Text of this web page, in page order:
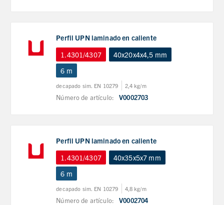
Perfil UPN laminado en caliente
1.4301/4307
40x20x4x4,5 mm
6 m
decapado sim. EN 10279 2,4 kg/m
Número de artículo: V0002703
Perfil UPN laminado en caliente
1.4301/4307
40x35x5x7 mm
6 m
decapado sim. EN 10279 4,8 kg/m
Número de artículo: V0002704